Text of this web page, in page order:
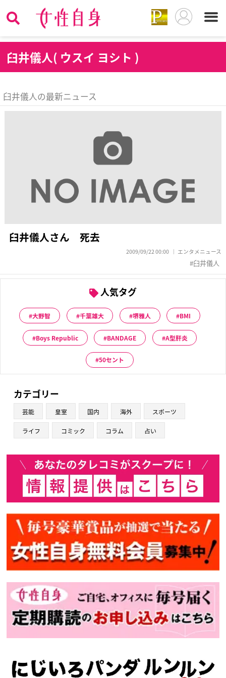
臼井儀人( ウスイ ヨシト )
臼井儀人の最新ニュース
臼井儀人さん 死去
2009/09/22 00:00 エンタメニュース
臼井儀人
人気タグ
大野智 千葉雄大 堺雅人 BMI
Boys Republic BANDAGE A型肝炎
50セント
カテゴリー
芸能 皇室 国内 海外 スポーツ
ライフ コミック コラム 占い